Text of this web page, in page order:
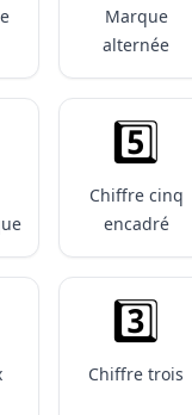
Marque
alternée
5️⃣
Chiffre cinq
encadré
3️⃣
Chiffre trois